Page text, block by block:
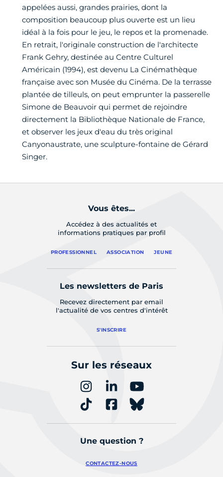
appelées aussi, grandes prairies, dont la
composition beaucoup plus ouverte est un lieu
idéal à la fois pour le jeu, le repos et la promenade.
En retrait, l'originale construction de l'architecte
Frank Gehry, destinée au Centre Culturel
Américain (1994), est devenu La Cinémathèque
française avec son Musée du Cinéma. De la terrasse
plantée de tilleuls, on peut emprunter la passerelle
Simone de Beauvoir qui permet de rejoindre
directement la Bibliothèque Nationale de France,
et observer les jeux d'eau du très original
Canyonaustrate, une sculpture-fontaine de Gérard
Singer.
Vous êtes...
Accédez à des actualités et
informations pratiques par profil
PROFESSIONNEL ASSOCIATION JEUNE
Les newsletters de Paris
Recevez directement par email
l'actualité de vos centres d'intérêt
S'INSCRIRE
Sur les réseaux
Une question ?
CONTACTEZ-NOUS